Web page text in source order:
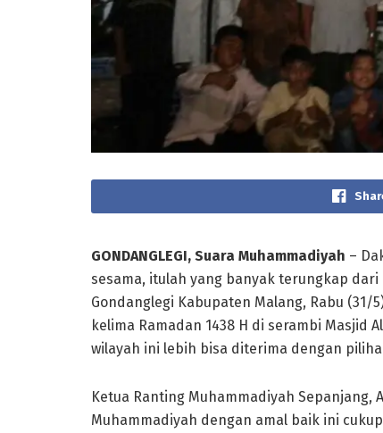
GONDANGLEGI, Suara Muhammadiyah –
sesama, itulah yang banyak terungkap
Gondanglegi Kabupaten Malang, Rabu
kelima Ramadan 1438 H di serambi
wilayah ini lebih bisa diterima dengan
Ketua Ranting Muhammadiyah Sepanjang,
Muhammadiyah dengan amal baik ini